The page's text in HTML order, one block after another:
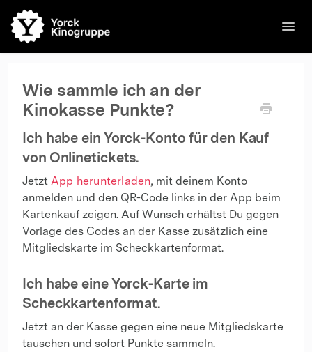
🌐English Kinos Filme Kontakt Kontakt
Wie sammle ich an der
Kinokasse Punkte?
Ich habe ein Yorck-Konto für den Kauf
von Onlinetickets.
Jetzt App herunterladen, mit deinem Konto
anmelden und den QR-Code links in der App beim
Kartenkauf zeigen. Auf Wunsch erhältst Du gegen
Vorlage des Codes an der Kasse zusätzlich eine
Mitgliedskarte im Scheckkartenformat.
Ich habe eine Yorck-Karte im
Scheckkartenformat.
Jetzt an der Kasse gegen eine neue Mitgliedskarte
tauschen und sofort Punkte sammeln.